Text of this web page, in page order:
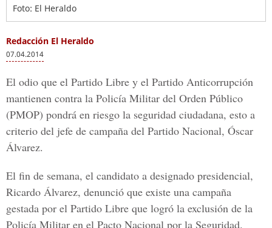
Foto: El Heraldo
Redacción El Heraldo
07.04.2014
El odio que el Partido Libre y el Partido Anticorrupción
mantienen contra la Policía Militar del Orden Público
(PMOP) pondrá en riesgo la seguridad ciudadana, esto a
criterio del jefe de campaña del Partido Nacional, Óscar
Álvarez.
El fin de semana, el candidato a designado presidencial,
Ricardo Álvarez, denunció que existe una campaña
gestada por el Partido Libre que logró la exclusión de la
Policía Militar en el Pacto Nacional por la Seguridad.